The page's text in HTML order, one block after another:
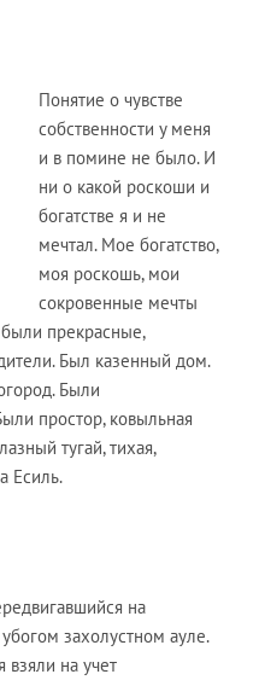
Понятие о чувстве
собственности у меня
и в помине не было. И
ни о какой роскоши и
богатстве я и не
мечтал. Мое богатство,
моя роскошь, мои
сокровенные мечты
прекрасные,
Был казенный дом.
Были
простор, ковыльная
тугай, тихая,
Есиль.
на
захолустном ауле.
взяли на учет